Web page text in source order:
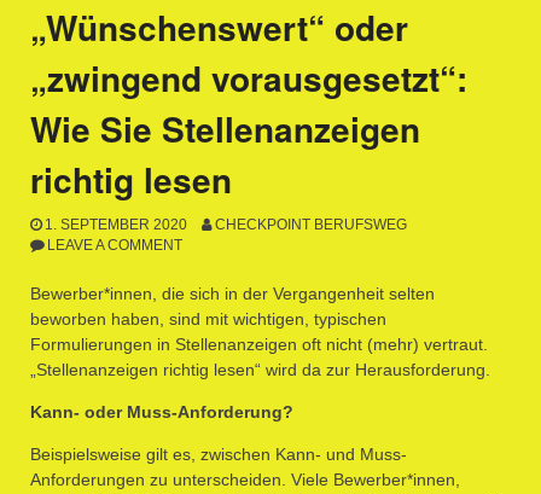
„Wünschenswert“ oder
„zwingend vorausgesetzt“:
Wie Sie Stellenanzeigen
richtig lesen
1. SEPTEMBER 2020
CHECKPOINT BERUFSWEG
LEAVE A COMMENT
Bewerber*innen, die sich in der Vergangenheit selten
beworben haben, sind mit wichtigen, typischen
Formulierungen in Stellenanzeigen oft nicht (mehr) vertraut.
„Stellenanzeigen richtig lesen“ wird da zur Herausforderung.
Kann- oder Muss-Anforderung?
Beispielsweise gilt es, zwischen Kann- und Muss-
Anforderungen zu unterscheiden. Viele Bewerber*innen,